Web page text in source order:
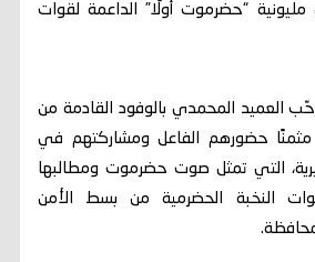
“حضرموت أولًا” الداعمة لقوات
العميد المحمدي بالوفود القادمة من
مثمنًا حضورهم الفاعل ومشاركتهم في
التي تمثل صوت حضرموت ومطالبها
النخبة الحضرمية من بسط الأمن